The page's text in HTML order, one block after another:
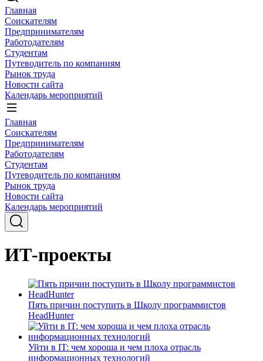
Главная
Соискателям
Предпринимателям
Работодателям
Студентам
Путеводитель по компаниям
Рынок труда
Новости сайта
Календарь мероприятий
Главная
Соискателям
Предпринимателям
Работодателям
Студентам
Путеводитель по компаниям
Рынок труда
Новости сайта
Календарь мероприятий
ИТ-проекты
Пять причин поступить в Школу программистов
HeadHunter
Уйти в IT: чем хороша и чем плоха отрасль
информационных технологий